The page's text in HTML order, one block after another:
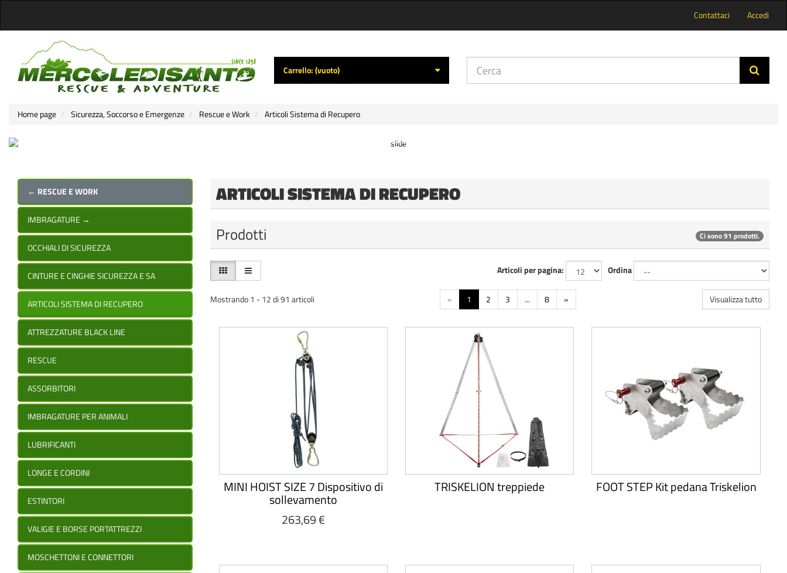
Contattaci Accedi
Carrello:(vuoto)
Home page Sicurezza, Soccorso e Emergenze Rescue e Work Articoli Sistema di Recupero
← RESCUE E WORK
IMBRAGATURE →
OCCHIALI DI SICUREZZA
CINTURE E CINGHIE SICUREZZA E SA
ARTICOLI SISTEMA DI RECUPERO
ATTREZZATURE BLACK LINE
RESCUE
ASSORBITORI
IMBRAGATURE PER ANIMALI
LUBRIFICANTI
LONGE E CORDINI
ESTINTORI
VALIGIE E BORSE PORTATTREZZI
MOSCHETTONI E CONNETTORI
ARTICOLI SISTEMA DI RECUPERO
Prodotti Ci sono 91 prodotti.
Ordina
Articoli per pagina:
« 1 2 3 ... 8 » Visualizza tutto
Mostrando 1 - 12 di 91 articoli
MINI HOIST SIZE 7 Dispositivo di
sollevamento
263,69 €
TRISKELION treppiede FOOT STEP Kit pedana Triskelion